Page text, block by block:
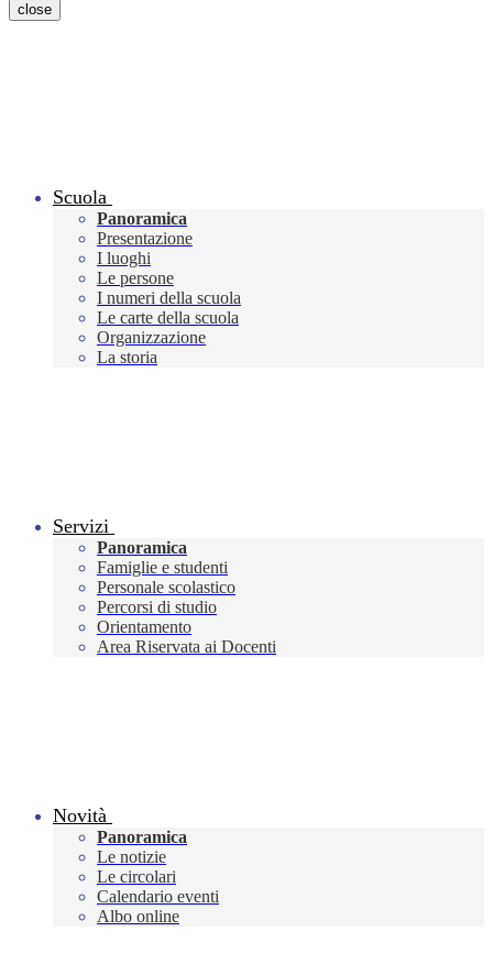
close
Scuola
Panoramica
Presentazione
I luoghi
Le persone
I numeri della scuola
Le carte della scuola
Organizzazione
La storia
Servizi
Panoramica
Famiglie e studenti
Personale scolastico
Percorsi di studio
Orientamento
Area Riservata ai Docenti
Novità
Panoramica
Le notizie
Le circolari
Calendario eventi
Albo online